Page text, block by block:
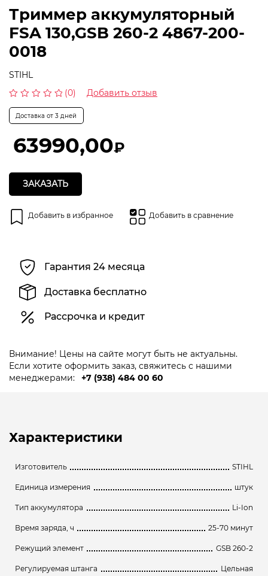
Триммер аккумуляторный
FSA 130,GSB 260-2 4867-200-
0018
STIHL
Оценка
из
(0) Добавить отзыв
Доставка от 3 дней
63990,00₽
ЗАКАЗАТЬ
Добавить в избранное Добавить в сравнение
Гарантия 24 месяца
Доставка бесплатно
Рассрочка и кредит
Внимание! Цены на сайте могут быть не актуальны.
Если хотите оформить заказ, свяжитесь с нашими
менеджерами:
+7 (938) 484 00 60
Характеристики
Изготовитель STIHL
Единица измерения штук
Тип аккумулятора Li-Ion
Время заряда, ч 25-70 минут
Режущий элемент GSB 260-2
Регулируемая штанга Цельная